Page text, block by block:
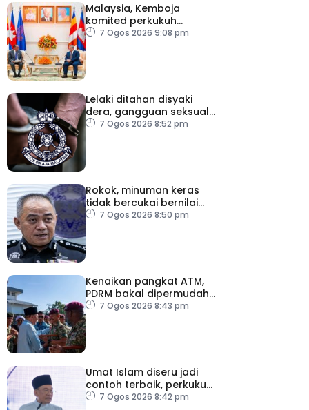
Malaysia, Kemboja
komited perkukuh
kerjasama pertahanan
7 Ogos 2026 9:08 pm
Lelaki ditahan disyaki
dera, gangguan seksual
dua anak kandung
7 Ogos 2026 8:52 pm
Rokok, minuman keras
tidak bercukai bernilai
lebih RM64,000 dirampas
7 Ogos 2026 8:50 pm
Kenaikan pangkat ATM,
PDRM bakal dipermudah,
dipercepat
7 Ogos 2026 8:43 pm
Umat Islam diseru jadi
contoh terbaik, perkukuh
keharmonian
7 Ogos 2026 8:42 pm